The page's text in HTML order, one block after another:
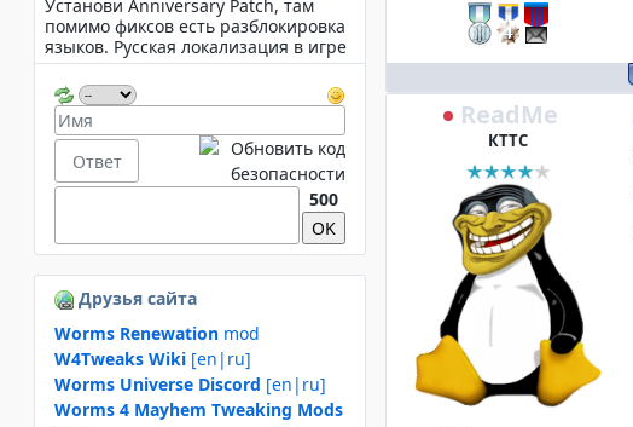
ReadMe
КТТС
500
Друзья сайта
Worms Renewation mod
W4Tweaks Wiki [en|ru]
Worms Universe Discord [en|ru]
Worms 4 Mayhem Tweaking Mods